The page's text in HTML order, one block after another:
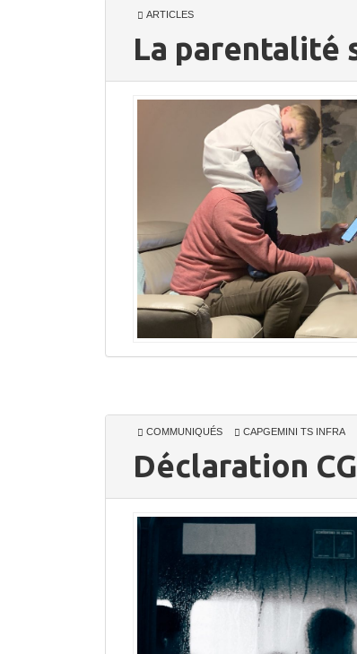
ARTICLES
La parentalité
COMMUNIQUÉS CAPGEMINI TS INFRA
Déclaration